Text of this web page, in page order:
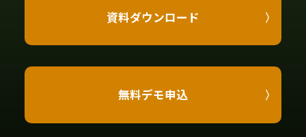
資料ダウンロード
無料デモ申込